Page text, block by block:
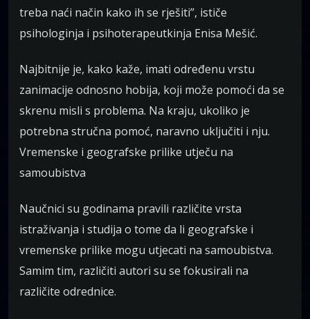
treba naći način kako ih se rješiti”, ističe
psihologinja i psihoterapeutkinja Enisa Mešić.
Najbitnije je, kako kaže, imati određenu vrstu
zanimacije odnosno hobija, koji može pomoći da se
skrenu misli s problema. Na kraju, ukoliko je
potrebna stručna pomoć, naravno uključiti i nju.
Vremenske i geografske prilike utječu na
samoubistva
Naučnici su godinama pravili različite vrsta
istraživanja i studija o tome da li geografske i
vremenske prilike mogu utjecati na samoubistva.
Samim tim, različiti autori su se fokusirali na
različite odrednice.